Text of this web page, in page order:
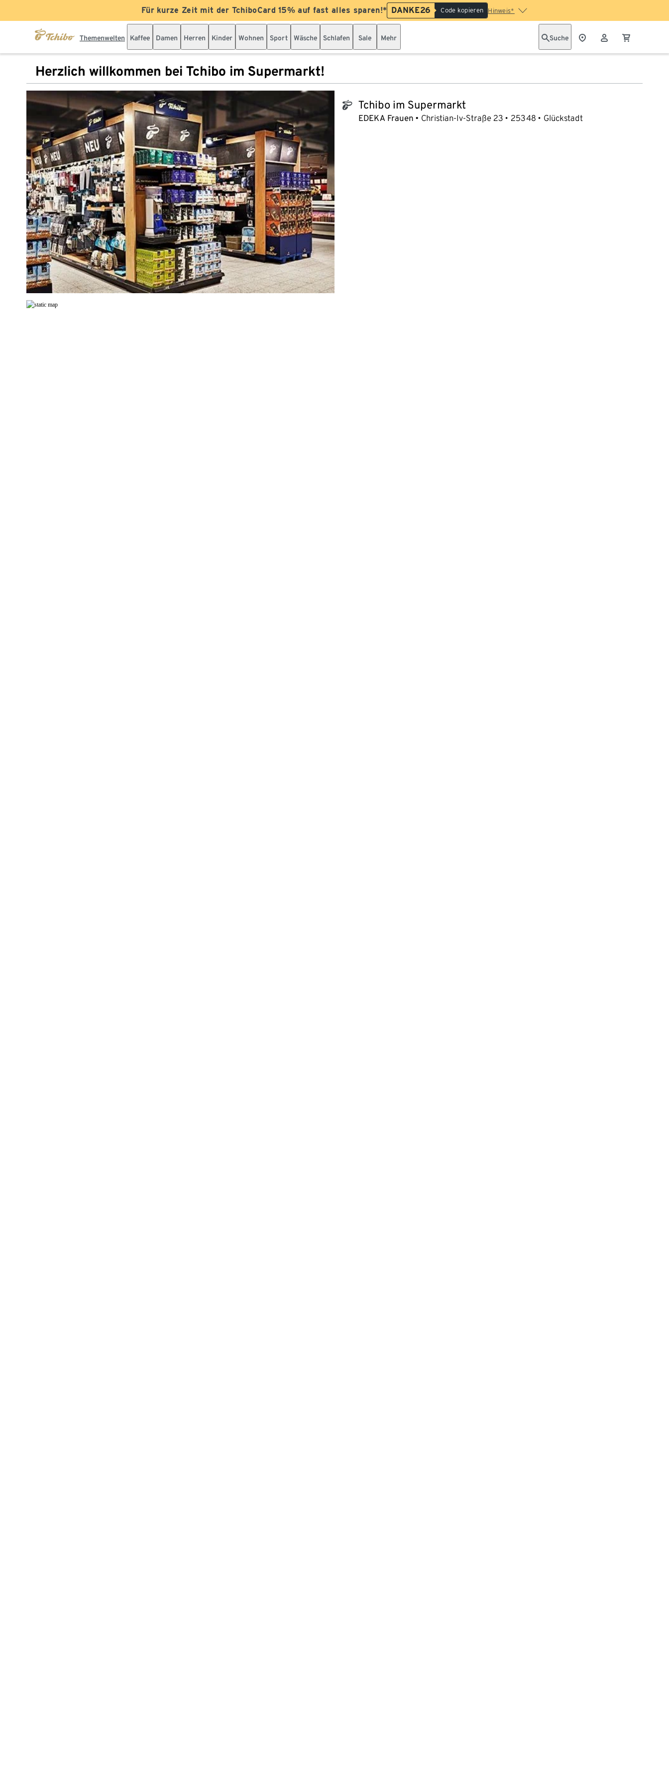
Für kurze Zeit mit der TchiboCard 15% auf fast alles sparen!* DANKE26 Code kopieren Hinweis*
Themenwelten Kaffee Damen Herren Kinder Wohnen Sport Wäsche Schlafen Sale Mehr Suche
Herzlich willkommen bei Tchibo im Supermarkt!
tchibo_logo Tchibo im Supermarkt
EDEKA Frauen Christian-Iv-Straße 23 25348 Glückstadt